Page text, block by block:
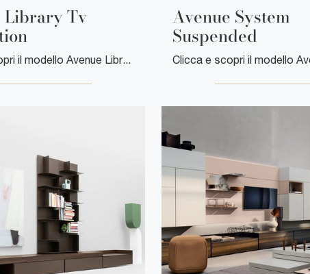
Library Tv
Clicca e scopri il modello Avenue Library Tv Integration Kristalia: questo mobile per la TV in metallo è tra le più esclusive soluzioni per il living.
Avenue System
Suspended